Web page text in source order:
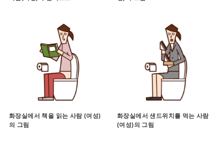
화장실에서 책을 읽는 사람 (여성)
의 그림
화장실에서 샌드위치를 먹는 사람
(여성)의 그림